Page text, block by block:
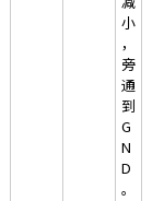
小
，
旁
通
到
G
N
D
。